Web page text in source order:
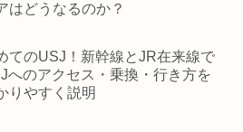
はどうなるのか？
てのUSJ！新幹線とJR在来線で
へのアクセス・乗換・行き方を
りやすく説明